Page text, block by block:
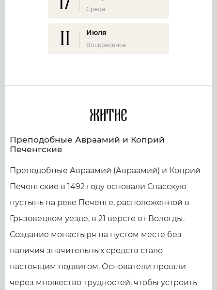
Среда
11 Июля
Воскресенье
Житие
Преподобные Авраамий и Коприй
Печенгские
Преподобные Авраамий (Авраамий) и Коприй
Печенгские в 1492 году основали Спасскую
пустынь на реке Печенге, расположенной в
Грязовецком уезде, в 21 версте от Вологды.
Создание монастыря на пустом месте без
наличия значительных средств стало
настоящим подвигом. Основатели прошли
через множество трудностей, чтобы устроить